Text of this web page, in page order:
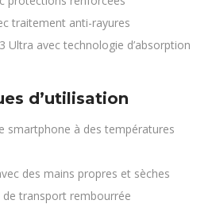
traitement anti-rayures
Ultra avec technologie d’absorption
d’utilisation
smartphone à des températures
des mains propres et sèches
transport rembourrée